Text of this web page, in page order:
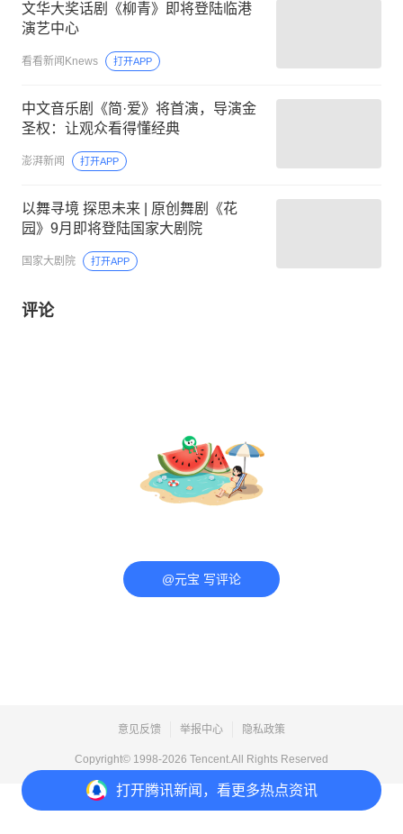
打开腾讯新闻，看更多热点资讯
文华大奖话剧《柳青》即将登陆临港
演艺中心
看看新闻Knews 打开APP
中文音乐剧《简·爱》将首演，导演金
圣权：让观众看得懂经典
澎湃新闻 打开APP
以舞寻境 探思未来 | 原创舞剧《花
园》9月即将登陆国家大剧院
国家大剧院 打开APP
评论
@元宝 写评论
意见反馈 举报中心 隐私政策
Copyright© 1998-2026 Tencent.All Rights Reserved